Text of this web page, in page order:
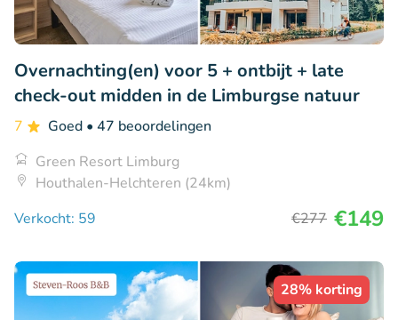
Overnachting(en) voor 5 + ontbijt + late
check-out midden in de Limburgse natuur
7 Goed • 47 beoordelingen
Green Resort Limburg
Houthalen-Helchteren (24km)
Verkocht: 59
€277 €149
28% korting